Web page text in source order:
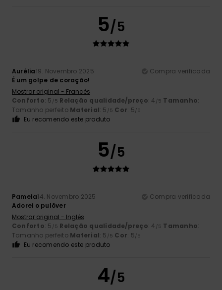
5/5
Aurélia19. Novembro 2025
Compra verificada
É um golpe de coração!
Mostrar original - Francês
Conforto: 5 /5 Relação qualidade/preço: 4 /5 Tamanho:
Tamanho perfeito Material: 5 /5 Cor: 5/5
Eu recomendo este produto
5/5
Pamela14. Novembro 2025
Compra verificada
Adorei o pulôver
Mostrar original - Inglês
Conforto: 5 /5 Relação qualidade/preço: 4 /5 Tamanho:
Tamanho perfeito Material: 5 /5 Cor: 5/5
Eu recomendo este produto
4/5